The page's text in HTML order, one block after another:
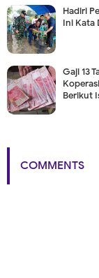
Hadiri
Ini Kata
Gaji 13
Berikut
COMMENTS